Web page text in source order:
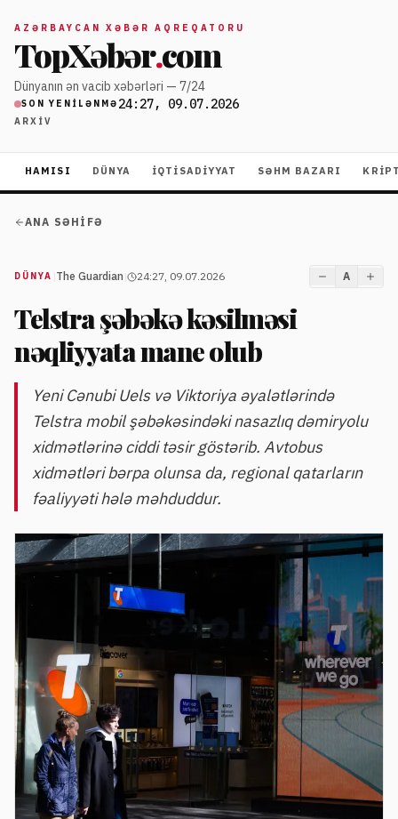
AZƏRBAYCAN XƏBƏR AQREQATORU
TopXəbər.com
Dünyanın ən vacib xəbərləri — 7/24
SON YENILƏNMƏ 24:27, 09.07.2026
ARXIV
HAMISI DÜNYA İQTISADIYYAT SƏHM BAZARI
ANA SƏHIFƏ
DÜNYA The Guardian 24:27, 09.07.2026 A
Telstra şəbəkə kəsilməsi
nəqliyyata mane olub
Yeni Cənubi Uels və Viktoriya əyalətlərində
Telstra mobil şəbəkəsindəki nasazlıq dəmiryolu
xidmətlərinə ciddi təsir göstərib. Avtobus
xidmətləri bərpa olunsa da, regional qatarların
fəaliyyəti hələ məhduddur.